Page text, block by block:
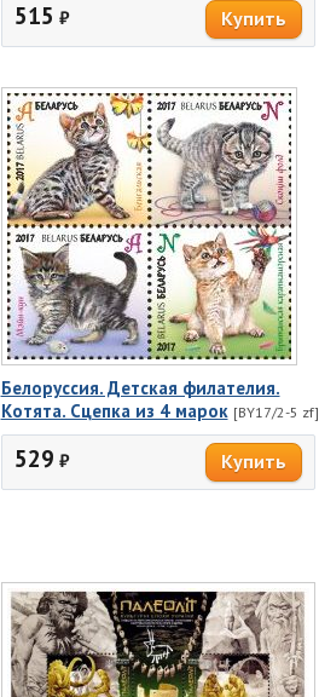
515 ₽
Белоруссия. Детская филателия.
Котята. Сцепка из 4 марок [BY17/2-5 zf]
529 ₽